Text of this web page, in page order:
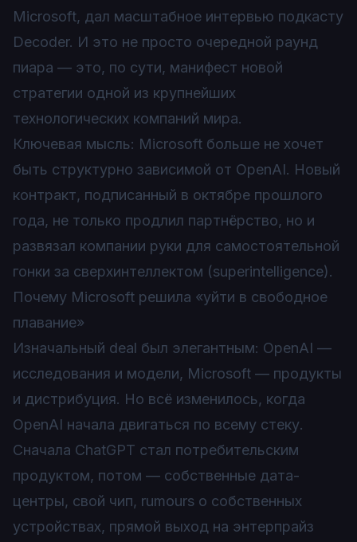
Microsoft, дал масштабное интервью подкасту
Decoder. И это не просто очередной раунд
пиара — это, по сути, манифест новой
стратегии одной из крупнейших
технологических компаний мира.
Ключевая мысль: Microsoft больше не хочет
быть структурно зависимой от OpenAI. Новый
контракт, подписанный в октябре прошлого
года, не только продлил партнёрство, но и
развязал компании руки для самостоятельной
гонки за сверхинтеллектом (superintelligence).
Почему Microsoft решила «уйти в свободное
плавание»
Изначальный deal был элегантным: OpenAI —
исследования и модели, Microsoft — продукты
и дистрибуция. Но всё изменилось, когда
OpenAI начала двигаться по всему стеку.
Сначала ChatGPT стал потребительским
продуктом, потом — собственные дата-
центры, свой чип, rumours о собственных
устройствах, прямой выход на энтерпрайз